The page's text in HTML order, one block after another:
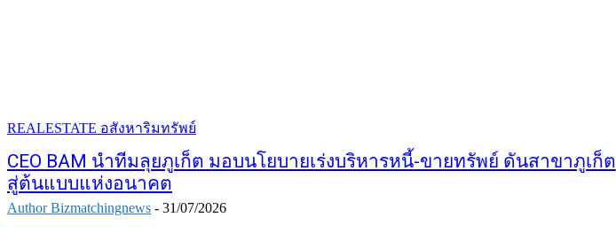
REALESTATE อสังหาริมทรัพย์
CEO BAM นำทีมลุยภูเก็ต มอบนโยบายเร่งบริหารหนี้-ขายทรัพย์ ดันสาขาภูเก็ต
สู่ต้นแบบแห่งอนาคต
Author Bizmatchingnews - 31/07/2026